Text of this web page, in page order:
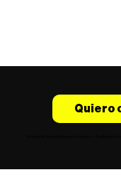
Quiero